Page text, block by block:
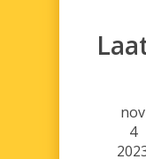
nov
4